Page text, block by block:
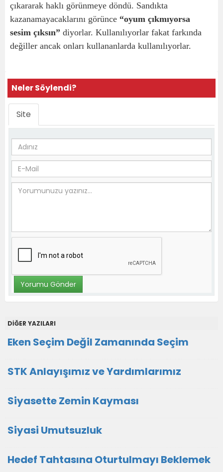
çıkararak haklı görünmeye döndü. Sandıkta
kazanamayacaklarını görünce “oyum çıkmıyorsa
sesim çıksın” diyorlar. Kullanılıyorlar fakat farkında
değiller ancak onları kullananlarda kullanılıyorlar.
Neler Söylendi?
Site
DİĞER YAZILARI
Eken Seçim Değil Zamanında Seçim
STK Anlayışımız ve Yardımlarımız
Siyasette Zemin Kayması
Siyasi Umutsuzluk
Hedef Tahtasına Oturtulmayı Beklemek